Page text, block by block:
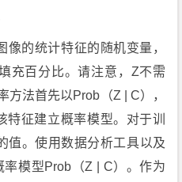
的统计特征的随机变量，
充百分比。请注意，Z不需
方法首先以Prob（Z | C），
征建立概率模型。对于训
值。使用数据分析工具以及
模型Prob（Z | C）。作为